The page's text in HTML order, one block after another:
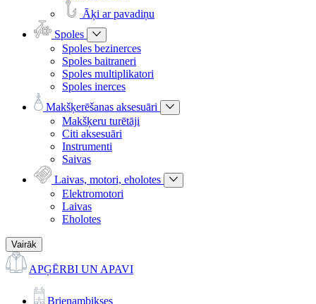
Āķi ar pavadiņu
Spoles
Spoles bezinerces
Spoles baitraneri
Spoles multiplikatori
Spoles inerces
Makšķerēšanas aksesuāri
Makšķeru turētāji
Citi aksesuāri
Instrumenti
Saivas
Laivas, motori, eholotes
Elektromotori
Laivas
Eholotes
Vairāk
APĢĒRBI UN APAVI
Brienambikses